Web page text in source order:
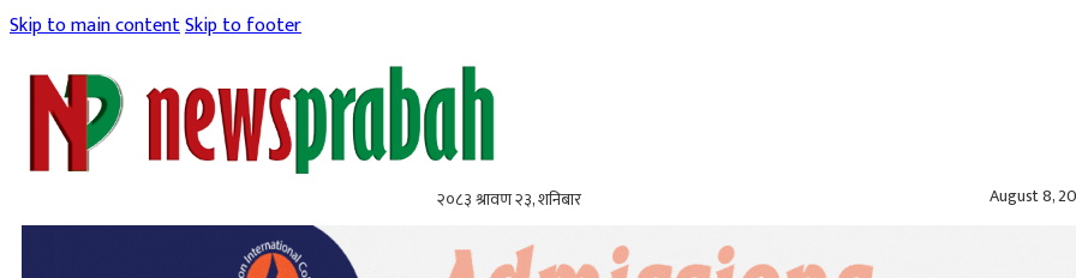
Skip to main contentSkip to footer
२०८३ श्रावण २३, शनिबार August 8,